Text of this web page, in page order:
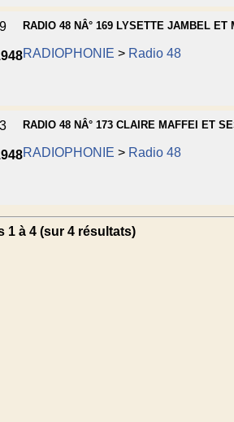
RADIO 48 NÂ° 169 LYSETTE JAMBEL ET
RADIOPHONIE > Radio 48
RADIO 48 NÂ° 173 CLAIRE MAFFEI ET
RADIOPHONIE > Radio 48
1 à 4 (sur 4 résultats)